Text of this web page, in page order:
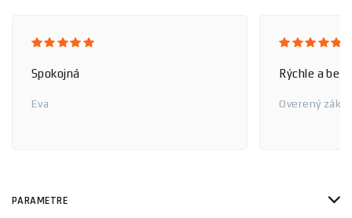
Spokojná
Eva
Rýchle a
Overený
PARAMETRE